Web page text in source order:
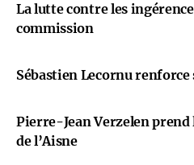
La lutte contre les
commission
Sébastien Lecornu renforce
Pierre-Jean Verzelen
de l’Aisne